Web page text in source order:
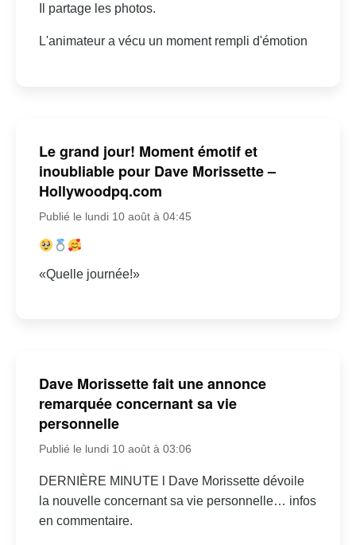
Il partage les photos.
L'animateur a vécu un moment rempli d'émotion
Le grand jour! Moment émotif et
inoubliable pour Dave Morissette –
Hollywoodpq.com
Publié le lundi 10 août à 04:45
«Quelle journée!»
Dave Morissette fait une annonce
remarquée concernant sa vie
personnelle
Publié le lundi 10 août à 03:06
DERNIÈRE MINUTE l Dave Morissette dévoile
la nouvelle concernant sa vie personnelle… infos
en commentaire.